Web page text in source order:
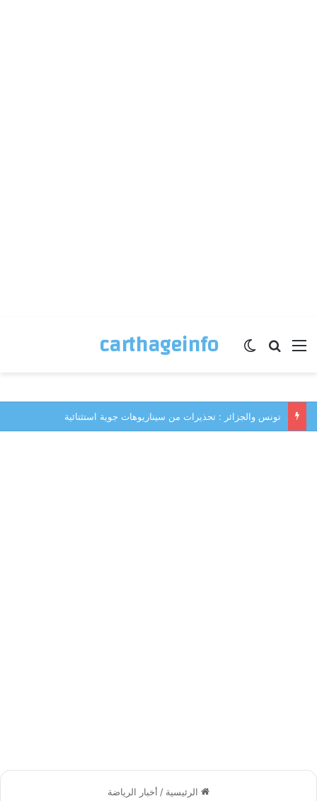
carthageinfo القائمة بحث عنالوضع المظلم
تونس والجزائر : تحذيرات من سيناريوهات جوية استثنائية
الرئيسية / أخبار الرياضة